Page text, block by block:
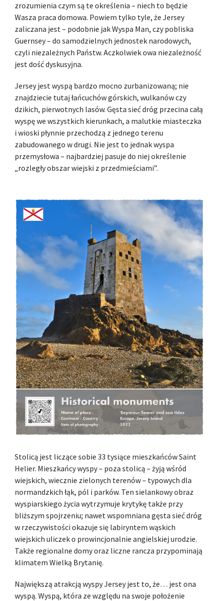
zrozumienia czym są te określenia – niech to będzie
Wasza praca domowa. Powiem tylko tyle, że Jersey
zaliczana jest – podobnie jak Wyspa Man, czy pobliska
Guernsey – do samodzielnych jednostek narodowych,
czyli niezależnych Państw. Aczkolwiek owa niezależność
jest dość dyskusyjna.
Jersey jest wyspą bardzo mocno zurbanizowaną; nie
znajdziecie tutaj łańcuchów górskich, wulkanów czy
dzikich, pierwotnych lasów. Gęsta sieć dróg przecina całą
wyspę we wszystkich kierunkach, a malutkie miasteczka
i wioski płynnie przechodzą z jednego terenu
zabudowanego w drugi. Nie jest to jednak wyspa
przemysłowa – najbardziej pasuje do niej określenie
„rozległy obszar wiejski z przedmieściami”.
Stolicą jest liczące sobie 33 tysiące mieszkańców Saint
Helier. Mieszkańcy wyspy – poza stolicą – żyją wśród
wiejskich, wiecznie zielonych terenów – typowych dla
normandzkich łąk, pól i parków. Ten sielankowy obraz
wyspiarskiego życia wytrzymuje krytykę także przy
bliższym spojrzeniu; nawet wspomniana gęsta sieć dróg
w rzeczywistości okazuje się labiryntem wąskich
wiejskich uliczek o prowincjonalnie angielskiej urodzie.
Także regionalne domy oraz liczne rancza przypominają
klimatem Wielką Brytanię.
Największą atrakcją wyspy Jersey jest to, że… jest ona
wyspą. Wyspą, która ze względu na swoje położenie